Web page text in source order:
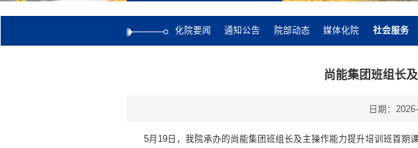
化院要闻 通知公告 院部动态 媒体化院 社会服务
尚能集团班组长
日期：
5月19日，我院承办的尚能集团班组长及主操作能力提升培训班首